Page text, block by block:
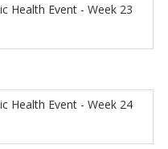
Health Event - Week 23
Health Event - Week 24